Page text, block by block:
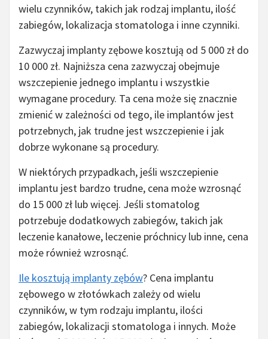
wielu czynników, takich jak rodzaj implantu, ilość
zabiegów, lokalizacja stomatologa i inne czynniki.
Zazwyczaj implanty zębowe kosztują od 5 000 zł do
10 000 zł. Najniższa cena zazwyczaj obejmuje
wszczepienie jednego implantu i wszystkie
wymagane procedury. Ta cena może się znacznie
zmienić w zależności od tego, ile implantów jest
potrzebnych, jak trudne jest wszczepienie i jak
dobrze wykonane są procedury.
W niektórych przypadkach, jeśli wszczepienie
implantu jest bardzo trudne, cena może wzrosnąć
do 15 000 zł lub więcej. Jeśli stomatolog
potrzebuje dodatkowych zabiegów, takich jak
leczenie kanałowe, leczenie próchnicy lub inne, cena
może również wzrosnąć.
Ile kosztują implanty zębów? Cena implantu
zębowego w złotówkach zależy od wielu
czynników, w tym rodzaju implantu, ilości
zabiegów, lokalizacji stomatologa i innych. Może